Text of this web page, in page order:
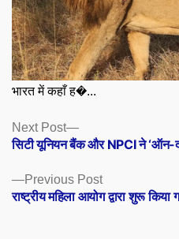
भारत में कहाँ ह�...
Posts
navigation
Previous PostPrevious
post:
राष्ट्रीय महिला आयोग द्वारा शुरू
Next Post
Next
post:
सिटी यूनियन बैंक और NPCI ने ‘ऑन-